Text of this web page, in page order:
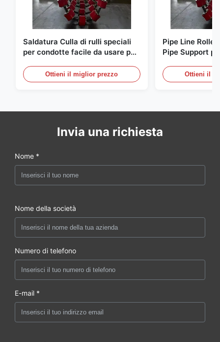
Saldatura Culla di rulli speciali
per condotte facile da usare per
Ottieni il miglior prezzo
Pipe Line
Pipe Support
professionali
Ottieni il
Invia una richiesta
Nome *
Nome della società
Numero di telefono
E-mail *